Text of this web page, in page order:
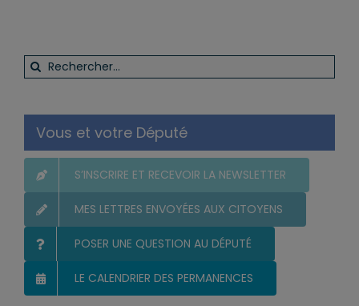
Rechercher:
Vous et votre Député
MES LETTRES ENVOYÉES AUX CITOYENS
LE CALENDRIER DES PERMANENCES